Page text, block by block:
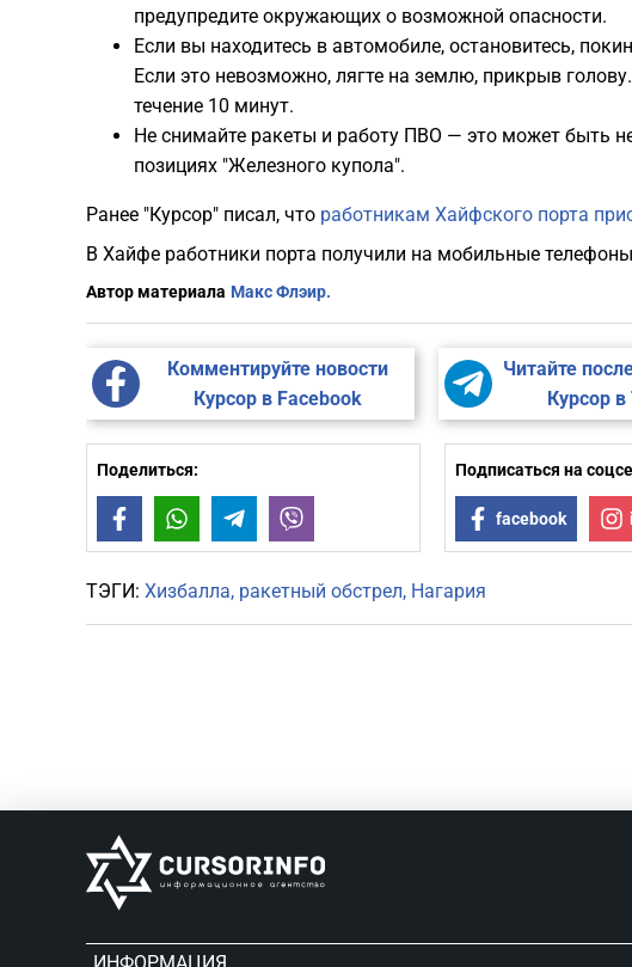
предупредите окружающих о возможной опасности.
Если вы находитесь в автомобиле, остановитесь,
Если это невозможно, лягте на землю, прикрыв
течение 10 минут.
Не снимайте ракеты и работу ПВО — это может быть
позициях "Железного купола".
Ранее "Курсор" писал, что работникам Хайфского порта
В Хайфе работники порта получили на мобильные
Автор материала Макс Флэир.
Комментируйте новости
Курсор в Facebook
Читайте
Курсор
Поделиться:
FacebookWhatsAppTelegram
Подписаться на
facebook
ТЭГИ: Хизбалла ракетный обстрел Нагария